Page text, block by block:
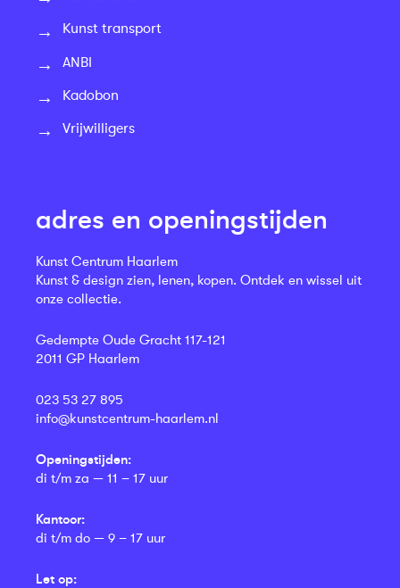
Kunst transport
ANBI
Kadobon
Vrijwilligers
adres en openingstijden
Kunst Centrum Haarlem
Kunst & design zien, lenen, kopen. Ontdek en wissel uit
onze collectie.
Gedempte Oude Gracht 117-121
2011 GP Haarlem
023 53 27 895
info@kunstcentrum-haarlem.nl
Openingstijden:
di t/m za — 11 – 17 uur
Kantoor:
di t/m do — 9 – 17 uur
Let op: